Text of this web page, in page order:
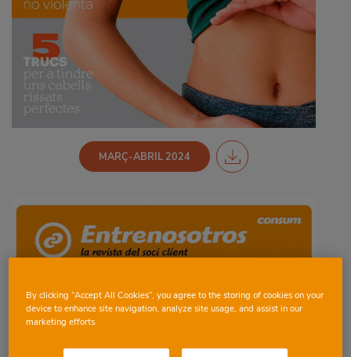
MARÇ-ABRIL 2024
By clicking “Accept All Cookies”, you agree to the storing of cookies on your
device to enhance site navigation, analyze site usage, and assist in our
marketing efforts.